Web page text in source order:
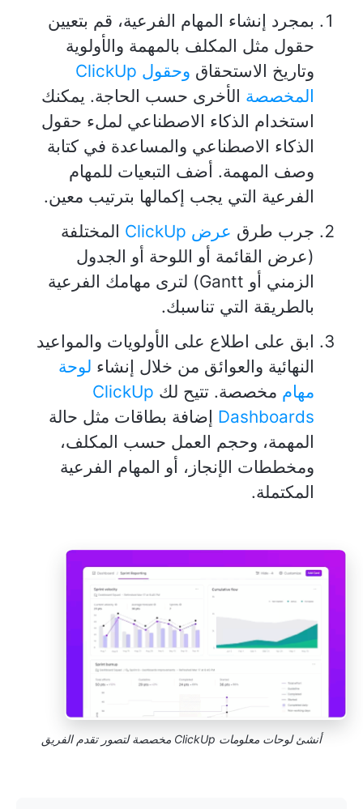
بمجرد إنشاء المهام الفرعية، قم بتعيين
حقول مثل المكلف بالمهمة والأولوية
وتاريخ الاستحقاق
وحقول ClickUp
المخصصة الأخرى حسب الحاجة. يمكنك
استخدام الذكاء الاصطناعي لملء حقول
الذكاء الاصطناعي والمساعدة في كتابة
وصف المهمة. أضف التبعيات للمهام
الفرعية التي يجب إكمالها بترتيب معين.
جرب طرق عرض ClickUp
المختلفة
(عرض القائمة أو اللوحة أو الجدول
الزمني أو Gantt) لترى مهامك الفرعية
بالطريقة التي تناسبك.
ابق على اطلاع على الأولويات والمواعيد
النهائية والعوائق من خلال إنشاء لوحة
مهام مخصصة. تتيح لك ClickUp
Dashboards إضافة بطاقات مثل حالة
المهمة، وحجم العمل حسب المكلف،
ومخططات الإنجاز، أو المهام الفرعية
المكتملة.
أنشئ لوحات معلومات ClickUp مخصصة لتصور تقدم الفريق